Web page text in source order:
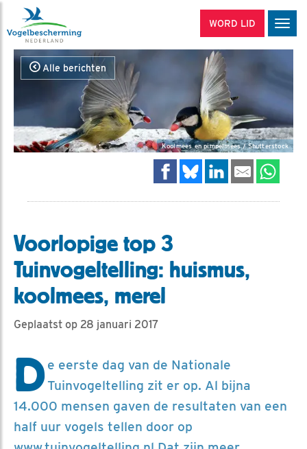
WORD LID
Alle berichten
Koolmees en pimpelmees / Shutterstock
Voorlopige top 3
Tuinvogeltelling: huismus,
koolmees, merel
Geplaatst op 28 januari 2017
De eerste dag van de Nationale
Tuinvogeltelling zit er op. Al bijna
14.000 mensen gaven de resultaten van een
half uur vogels tellen door op